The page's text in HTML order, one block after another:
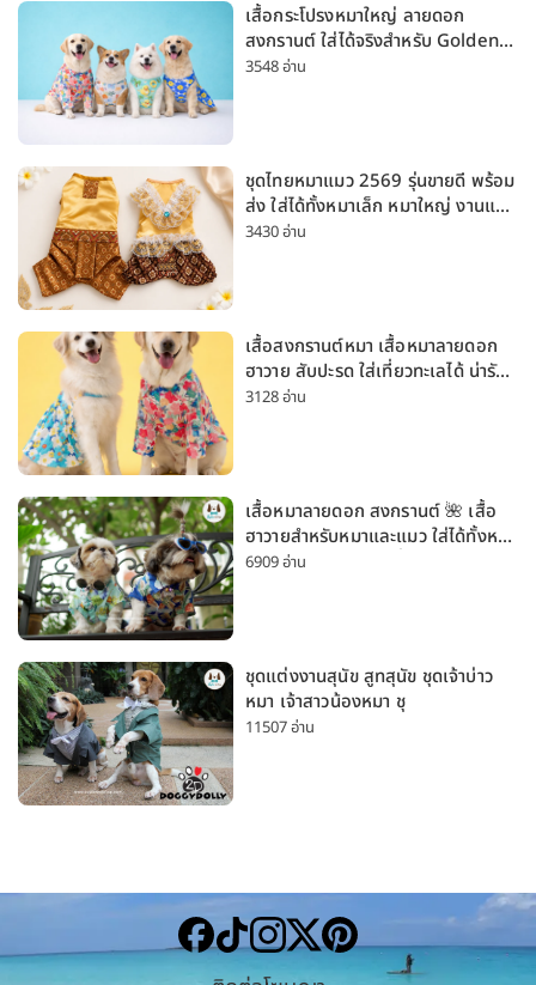
เสื้อกระโปรงหมาใหญ่ ลายดอก
สงกรานต์ ใส่ได้จริงสำหรับ Golden
Husky Labrador [อัปเดต 2026]
3548 อ่าน
ชุดไทยหมาแมว 2569 รุ่นขายดี พร้อม
ส่ง ใส่ได้ทั้งหมาเล็ก หมาใหญ่ งานแต่ง
สงกรานต์ ลอยกระทง
3430 อ่าน
เสื้อสงกรานต์หมา เสื้อหมาลายดอก
ฮาวาย สับปะรด ใส่เที่ยวทะเลได้ น่ารัก
ใส่ได้ทั้งหมาเล็กและหมาใหญ่
3128 อ่าน
เสื้อหมาลายดอก สงกรานต์ 🌺 เสื้อ
ฮาวายสำหรับหมาและแมว ใส่ได้ทั้งหมา
เล็กและหมาใหญ่ ใส่เที่ยวทะเลน่ารัก
6909 อ่าน
ชุดแต่งงานสุนัข สูทสุนัข ชุดเจ้าบ่าว
หมา เจ้าสาวน้องหมา ชุ
11507 อ่าน